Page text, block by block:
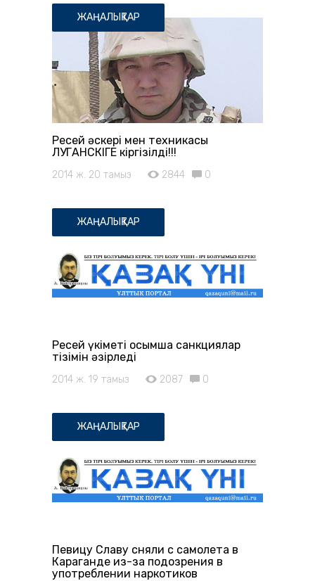
ЖАҢАЛЫҚТАР
Ресей әскері мен техникасы
ЛУГАНСКІГЕ кіргізілді!!!
2014 ж. 20 тамыз 2844 0
ЖАҢАЛЫҚТАР
Ресей үкіметі қосымша санкциялар
тізімін әзірледі
2014 ж. 19 тамыз 2087 0
ЖАҢАЛЫҚТАР
Певицу Славу сняли с самолета в
Караганде из-за подозрения в
употреблении наркотиков